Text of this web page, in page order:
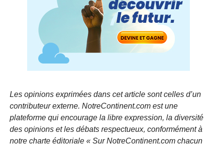
Les opinions exprimées dans cet article sont celles d’un
contributeur externe. NotreContinent.com est une
plateforme qui encourage la libre expression, la diversité
des opinions et les débats respectueux, conformément à
notre charte éditoriale « Sur NotreContinent.com chacun